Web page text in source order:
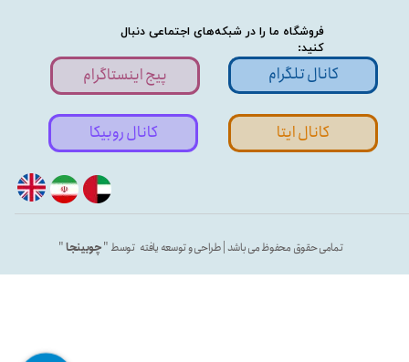
فروشگاه ما را در شبکه‌های اجتماعی دنبال
کنید:
تمامی حقوق محفوظ می باشد | طراحی و توسعه یافته توسط "چوبینجا"
پیج اینستاگرام کانال تلگرام
کانال ایتا کانال روبیکا